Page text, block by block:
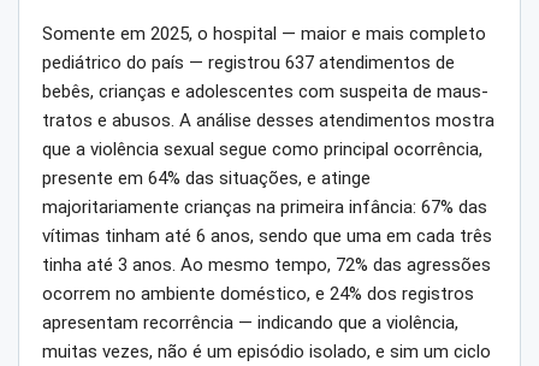
Somente em 2025, o hospital — maior e mais completo
pediátrico do país — registrou 637 atendimentos de
bebês, crianças e adolescentes com suspeita de maus-
tratos e abusos. A análise desses atendimentos mostra
que a violência sexual segue como principal ocorrência,
presente em 64% das situações, e atinge
majoritariamente crianças na primeira infância: 67% das
vítimas tinham até 6 anos, sendo que uma em cada três
tinha até 3 anos. Ao mesmo tempo, 72% das agressões
ocorrem no ambiente doméstico, e 24% dos registros
apresentam recorrência — indicando que a violência,
muitas vezes, não é um episódio isolado, e sim um ciclo